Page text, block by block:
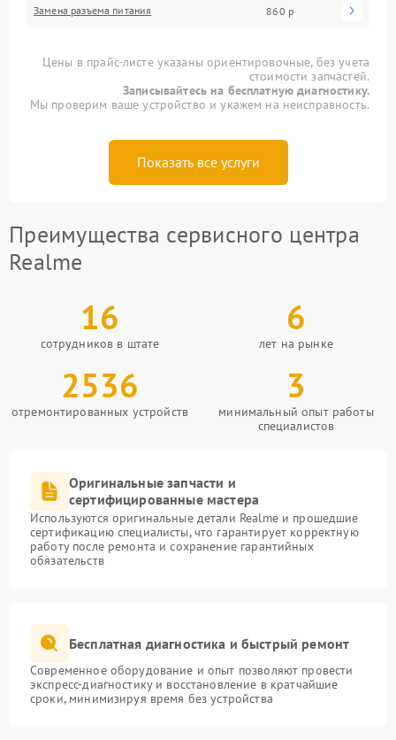
Замена разъема питания 860 р
Цены в прайс-листе указаны ориентировочные, без учета
стоимости запчастей.
Записывайтесь на бесплатную диагностику.
Мы проверим ваше устройство и укажем на неисправность.
Показать все услуги
Преимущества сервисного центра
Realme
16
сотрудников в штате
6
лет на рынке
2536
отремонтированных устройств
3
минимальный опыт работы
специалистов
Оригинальные запчасти и
сертифицированные мастера
Используются оригинальные детали Realme и прошедшие
сертификацию специалисты, что гарантирует корректную
работу после ремонта и сохранение гарантийных
обязательств
Бесплатная диагностика и быстрый ремонт
Современное оборудование и опыт позволяют провести
экспресс-диагностику и восстановление в кратчайшие
сроки, минимизируя время без устройства